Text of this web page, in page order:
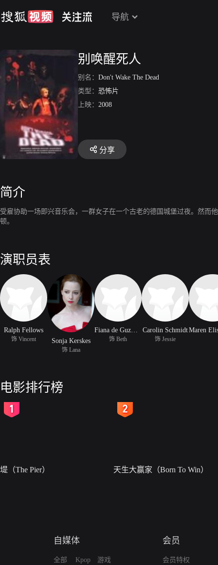
导航
别唤醒死人
别名： Don't Wake The Dead
类型： 恐怖片
上映： 2008
分享
简介
受雇协助一场即兴音乐会，一群女子在一个古老的德国城堡过夜。然而
顿。
演职员表
Ralph Fellows
饰 Vincent Sonja Kerskes
饰 Lana
Fiana de Guzman
饰 Beth
Carolin Schmidt
饰 Jessie
电影排行榜
堤（The Pier） 天生大赢家（Born To Win）
自媒体
全部
Kpop
游戏
会员
会员特权